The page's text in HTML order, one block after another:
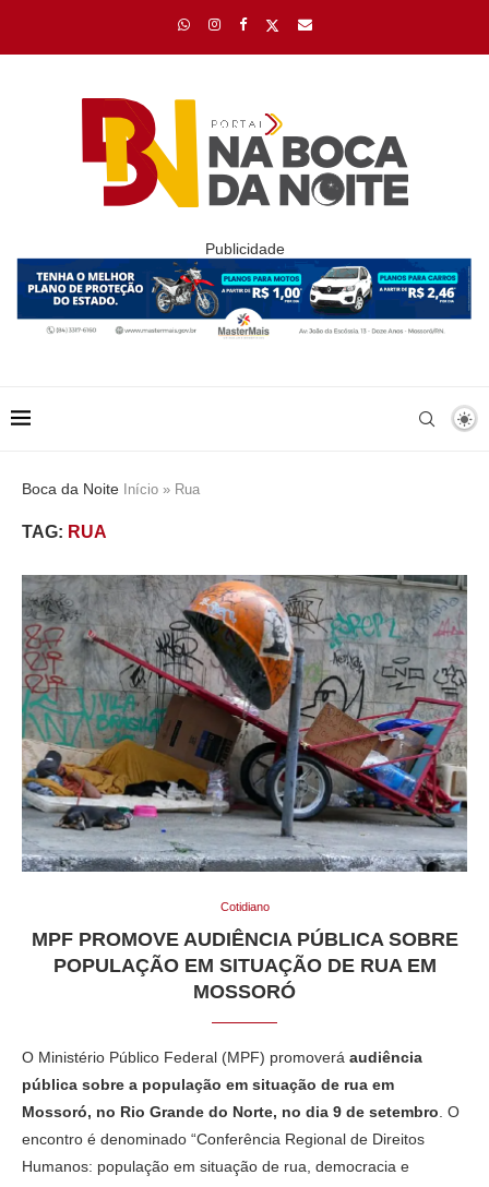
Publicidade
Boca da Noite Início » Rua
TAG: RUA
Cotidiano
MPF PROMOVE AUDIÊNCIA PÚBLICA SOBRE
POPULAÇÃO EM SITUAÇÃO DE RUA EM
MOSSORÓ
O Ministério Público Federal (MPF) promoverá audiência
pública sobre a população em situação de rua em
Mossoró, no Rio Grande do Norte, no dia 9 de setembro . O
encontro é denominado “Conferência Regional de Direitos
Humanos: população em situação de rua, democracia e